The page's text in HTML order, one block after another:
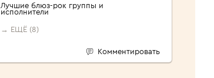
Лучшие блюз-рок группы и
исполнители
→ ЕЩЁ (8)
Комментировать